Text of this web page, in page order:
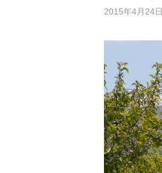
2015年4月24日